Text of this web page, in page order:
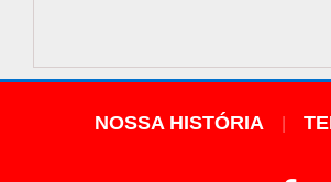
NOSSA HISTÓRIA